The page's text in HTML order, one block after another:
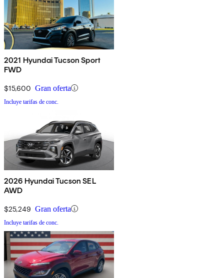
2021 Hyundai Tucson Sport
FWD
$15,600 Gran oferta
Incluye tarifas de conc.
2026 Hyundai Tucson SEL
AWD
$25,249 Gran oferta
Incluye tarifas de conc.